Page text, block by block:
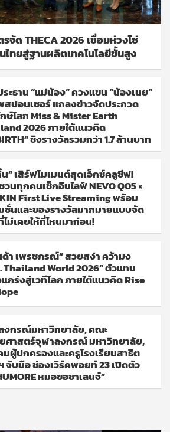
จัด THECA 2026 เชื่อมห่วงโซ่
ทยสู่ฐานผลิตเทคโนโลยีขั้นสูง
ะธาน “แม่น้อง” ควงแขน “น้องเนย”
ปอนเซอร์ แถลงข่าวจัดประกวด
ษ์โลก Miss & Mister Earth
2026 ภายใต้แนวคิด
ชิงรางวัลรวมกว่า 1.7 ล้านบาท
” เสิร์ฟโมเมนต์สุดเอ็กซ์คลูซีฟ!
นทุกคนเช็กอินไลฟ์ NEVO Q05 ×
First Live Streaming พร้อม
ชั่นและของรางวัลมากมายแบบจัด
ไม่เคยให้ที่ไหนมาก่อน!
า เพรชภรณ์” สวยสง่า คว้ามง
Thailand World 2026” ตัวแทน
ร่งสู่เวทีโลก ภายใต้แนวคิด Rise
งกรณ์มหาวิทยาลัย, คณะ
ศาสตร์จุฬาลงกรณ์ มหาวิทยาลัย,
ผู้ปกครองและครูโรงเรียนสาธิต
จับมือ ช่องเวิร์คพอยท์ 23 เปิดตัว
หมอขอชาเลนจ์”